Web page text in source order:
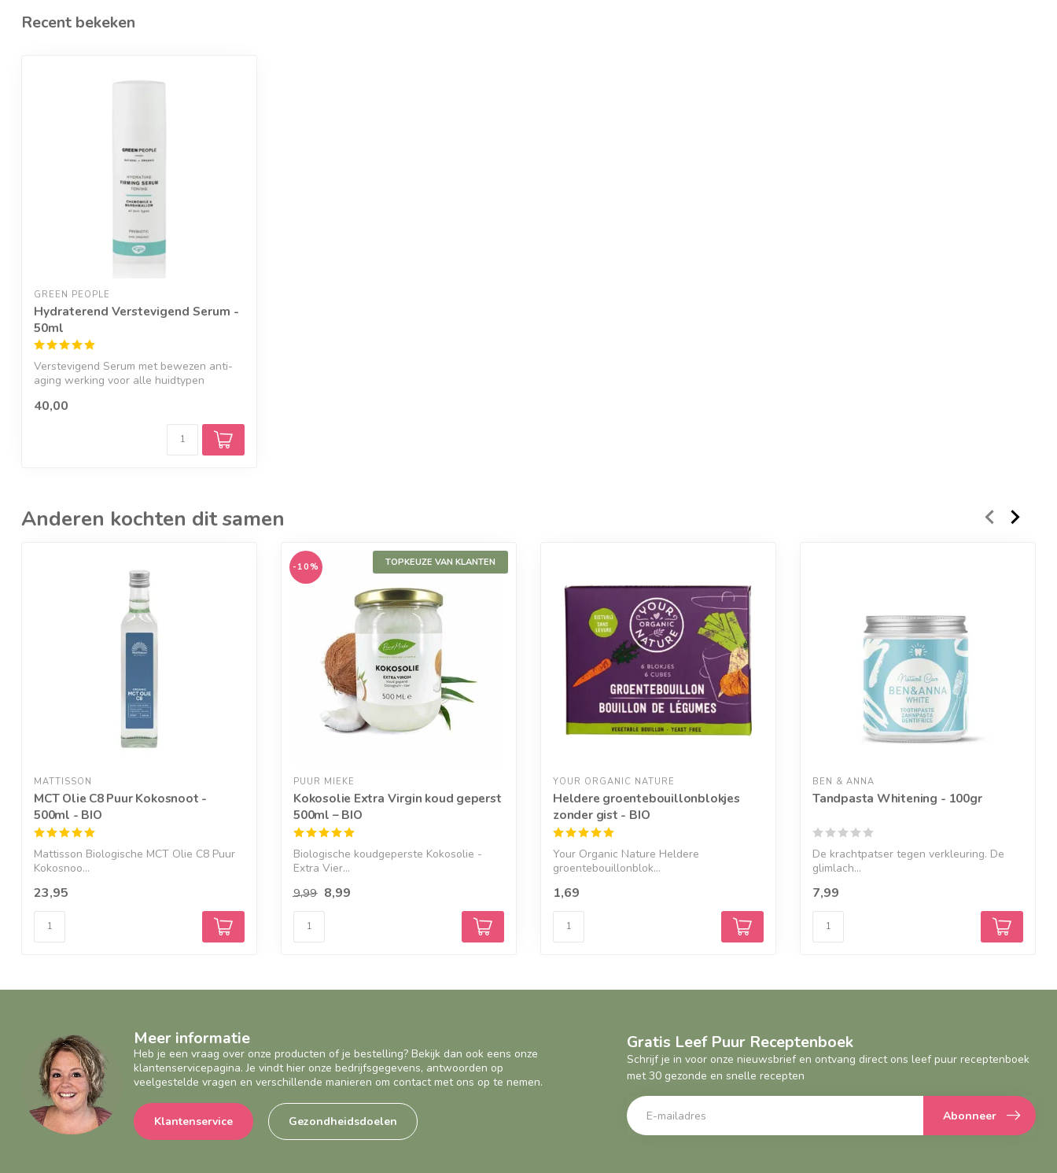
Recent bekeken
GREEN PEOPLE
Hydraterend Verstevigend Serum -
50ml
Verstevigend Serum met bewezen anti-
aging werking voor alle huidtypen
40,00
Anderen kochten dit samen
MATTISSON
MCT Olie C8 Puur Kokosnoot -
500ml - BIO
Mattisson Biologische MCT Olie C8 Puur
Kokosnoo...
23,95
TOPKEUZE VAN KLANTEN
-10%
PUUR MIEKE
Kokosolie Extra Virgin koud geperst
500ml – BIO
Biologische koudgeperste Kokosolie -
Extra Vier...
9,99 8,99
YOUR ORGANIC NATURE
Heldere groentebouillonblokjes
zonder gist - BIO
Your Organic Nature Heldere
groentebouillonblok...
1,69
BEN & ANNA
Tandpasta Whitening - 100gr
De krachtpatser tegen verkleuring. De
glimlach...
7,99
Meer informatie
Heb je een vraag over onze producten of je bestelling? Bekijk dan ook eens onze
klantenservicepagina. Je vindt hier onze bedrijfsgegevens, antwoorden op
veelgestelde vragen en verschillende manieren om contact met ons op te nemen.
Klantenservice Gezondheidsdoelen
Gratis Leef Puur Receptenboek
Schrijf je in voor onze nieuwsbrief en ontvang direct ons leef puur receptenboek
met 30 gezonde en snelle recepten
Abonneer